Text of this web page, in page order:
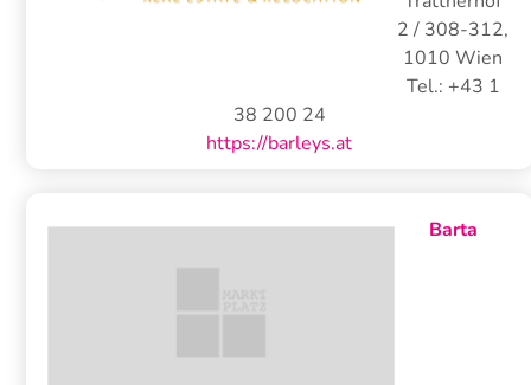
2 / 308-312,
1010 Wien
Tel.: +43 1
38 200 24
https://barleys.at
Barta